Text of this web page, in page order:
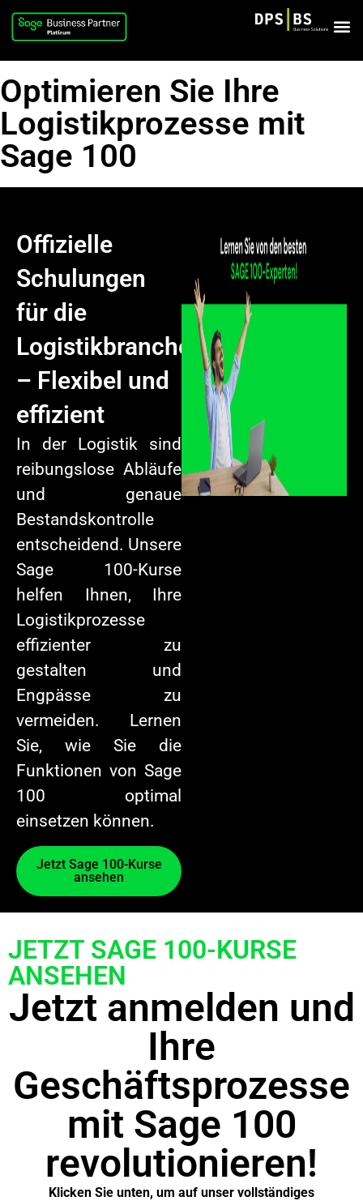
Optimieren Sie Ihre
Logistikprozesse mit
Sage 100
Offizielle
Schulungen
für die
Logistikbranche
– Flexibel und
effizient
In der Logistik sind
reibungslose Abläufe
und genaue
Bestandskontrolle
entscheidend. Unsere
Sage 100-Kurse
helfen Ihnen, Ihre
Logistikprozesse
effizienter zu
gestalten und
Engpässe zu
vermeiden. Lernen
Sie, wie Sie die
Funktionen von Sage
100 optimal
einsetzen können.
Jetzt Sage 100-Kurse
ansehen​
JETZT SAGE 100-KURSE
ANSEHEN
Jetzt anmelden und
Ihre
Geschäftsprozesse
mit Sage 100
revolutionieren!
Klicken Sie unten, um auf unser vollständiges